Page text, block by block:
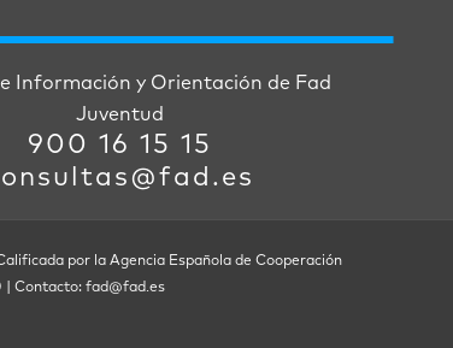
Información y Orientación de Fad
Juventud
900 16 15 15
por la Agencia Española de Cooperación
| Contacto: fad@fad.es